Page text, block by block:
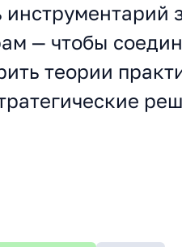
— чтобы
теории